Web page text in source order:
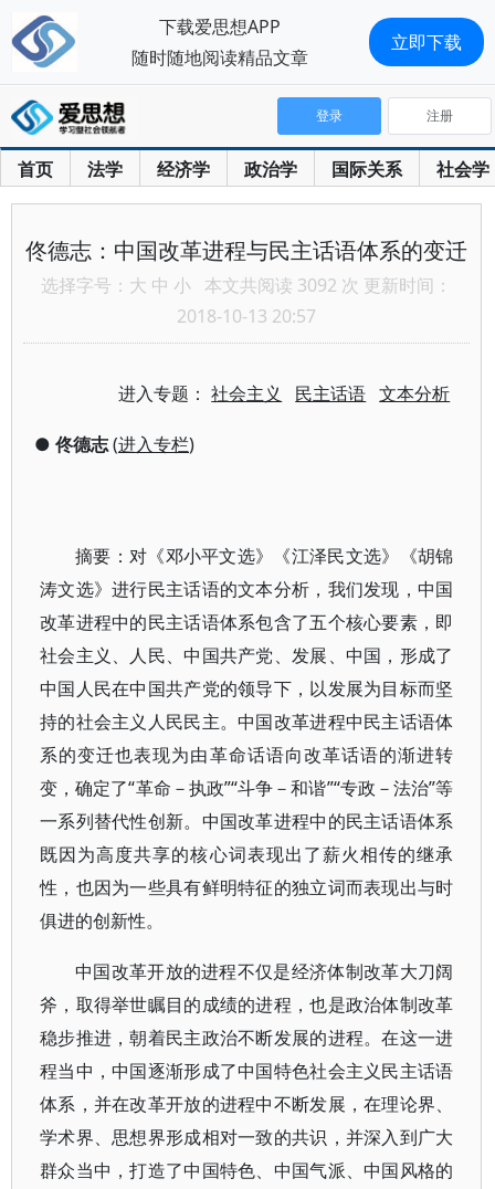
首页 法学 经济学 政治学 国际关系 社会学
登录 注册
佟德志：中国改革进程与民主话语体系的变迁
选择字号： 大 中 小 本文共阅读 3092 次 更新时间：
2018-10-13 20:57
进入专题：社会主义 民主话语 文本分析
● 佟德志(进入专栏)
摘要：对《邓小平文选》《江泽民文选》《胡锦
涛文选》进行民主话语的文本分析，我们发现，中国
改革进程中的民主话语体系包含了五个核心要素，即
社会主义、人民、中国共产党、发展、中国，形成了
中国人民在中国共产党的领导下，以发展为目标而坚
持的社会主义人民民主。中国改革进程中民主话语体
系的变迁也表现为由革命话语向改革话语的渐进转
变，确定了“革命－执政”“斗争－和谐”“专政－法治”等
一系列替代性创新。中国改革进程中的民主话语体系
既因为高度共享的核心词表现出了薪火相传的继承
性，也因为一些具有鲜明特征的独立词而表现出与时
俱进的创新性。
中国改革开放的进程不仅是经济体制改革大刀阔
斧，取得举世瞩目的成绩的进程，也是政治体制改革
稳步推进，朝着民主政治不断发展的进程。在这一进
程当中，中国逐渐形成了中国特色社会主义民主话语
体系，并在改革开放的进程中不断发展，在理论界、
学术界、思想界形成相对一致的共识，并深入到广大
群众当中，打造了中国特色、中国气派、中国风格的
下载爱思想APP
随时随地阅读精品文章
立即下载